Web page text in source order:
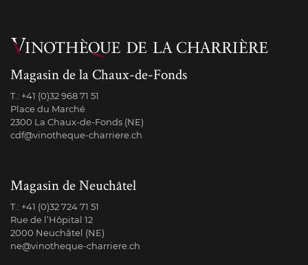
Magasin de la Chaux-de-Fonds
T.: +41 (0)32 968 71 51
Place du Marché
2300 La Chaux-de-Fonds (NE)
cdf@vinotheque-charriere.ch
Magasin de Neuchâtel
T.: +41 (0)32 724 71 51
Rue de l’Hôpital 12
2000 Neuchâtel (NE)
ne@vinotheque-charriere.ch